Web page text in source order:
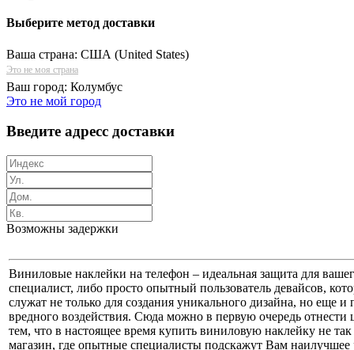
Выберите метод доставки
Ваша страна: США (United States)
Это не моя страна
Ваш город: Колумбус
Это не мой город
Введите адресс доставки
Возможны задержки
Виниловые наклейки на телефон – идеальная защита для
специалист, либо просто опытный пользователь девайсов,
служат не только для создания уникального дизайна, но еще
вредного воздействия. Сюда можно в первую очередь
тем, что в настоящее время купить виниловую наклейку не
магазин, где опытные специалисты подскажут Вам